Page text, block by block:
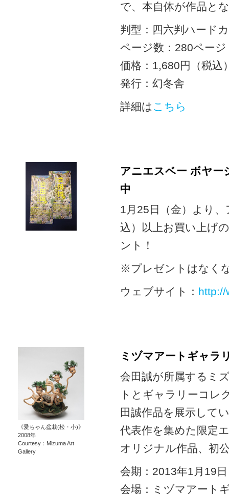
で、本自体が作品と
判型：四六判ハード
ページ数：280ページ
価格：1,680円（税込
発行：幻冬舎
詳細は こちら
アニエスベー ボヤー
中
1月25日（金）より
込）以上お買い上げ
ント！
※プレゼントはなく
ウェブサイト： http://
《愛ちゃん盆栽(松・小)》
2008年
Courtesy：Mizuma Art
Gallery
ミヅマアートギャラ
会田誠が所属するミ
トとギャラリーコレ
田誠作品を展示して
代表作を集めた限定
オリジナル作品、初
会期：2013年1月19
会場：ミヅマアート